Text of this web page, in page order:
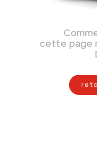
cette page